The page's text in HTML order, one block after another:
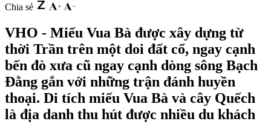
Chia sẻ
VHO - Miếu Vua Bà được xây dựng từ
thời Trần trên một doi đất cổ, ngay cạnh
bến đò xưa cũ ngay cạnh dòng sông Bạch
Đằng gắn với những trận đánh huyền
thoại. Di tích miếu Vua Bà và cây Quếch
là địa danh thu hút được nhiều du khách